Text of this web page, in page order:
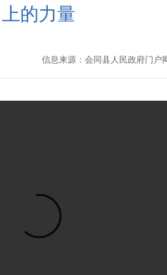
的力量
信息来源：会同县人民政府门户